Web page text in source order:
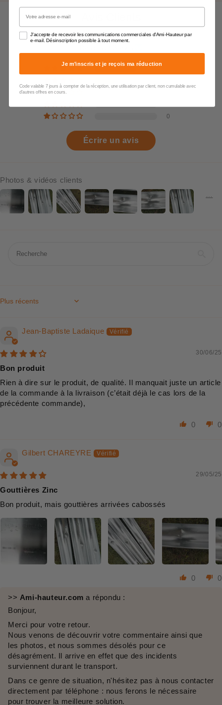
4.67 sur 5
0
Écrire un avis
Photos & vidéos clients
Sort by
Jean-Baptiste Ladaique
30/06/25
Bon produit
Rien à dire sur le produit, de qualité. Il manquait juste un article
de la commande à la livraison (c’était déjà le cas lors de la
précédente commande),
0 0
Gilbert CHAREYRE
29/05/25
Gouttières Zinc
Bon produit, mais gouttières arrivées cabossés
0 0
>> Ami-hauteur.com a répondu :
Bonjour,
Merci pour votre retour.
Nous venons de découvrir votre commentaire ainsi que
les photos, et nous sommes désolés pour ce
désagrément. Il arrive en effet que des incidents
surviennent durant le transport.
Dans ce genre de situation, n'hésitez pas à nous contacter
directement par téléphone : nous ferons le nécessaire
pour trouver la meilleure solution.
Votre adresse e-mail
J'accepte de recevoir les communications commerciales d'Ami-Hauteur par
e-mail. Désinscription possible à tout moment.
Je m'inscris et je reçois ma réduction
Code valable 7 jours à compter de la réception, une utilisation par client, non cumulable avec
d'autres offres en cours.